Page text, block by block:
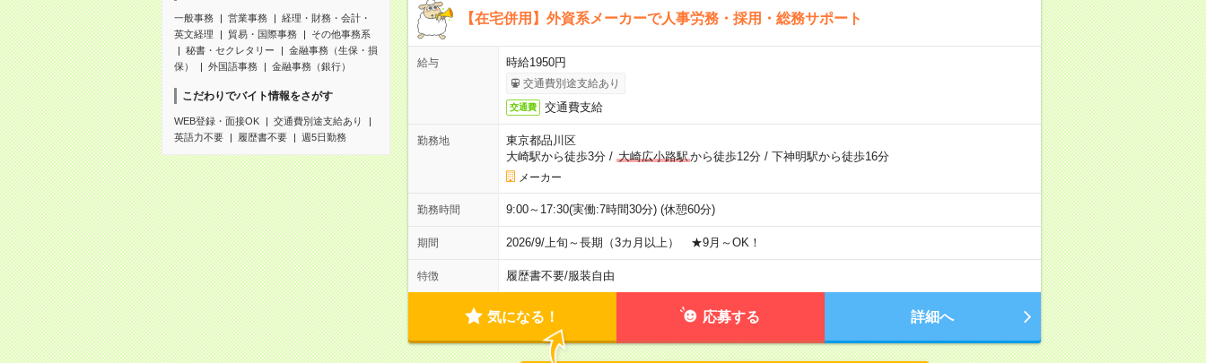
一般事務 営業事務
経理・財務・会計・
英文経理
貿易・国際事務
その他事務系
秘書・セクレタリー
金融事務（生保・損
保）
外国語事務 金融事務（銀行）
こだわりでバイト情報をさがす
WEB登録・面接OK
交通費別途支給あり
英語力不要
履歴書不要 週5日勤務
【在宅併用】外資系メーカーで人事労務・採用・総務サポート
給与 時給1950円
交通費別途支給あり
交通費 交通費支給
勤務地
東京都品川区
大崎駅から徒歩3分/ 大崎広小路駅から徒歩12分/ 下神明駅から徒歩16分
メーカー
勤務時間 9:00～17:30(実働:7時間30分) (休憩60分)
期間 2026/9/上旬～長期（3カ月以上） ★9月～OK！
特徴 履歴書不要/服装自由
気になる！ 応募する 詳細へ